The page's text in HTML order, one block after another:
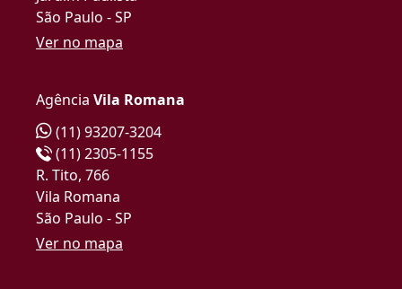
São Paulo - SP
Ver no mapa
Agência Vila Romana
(11) 93207-3204
(11) 2305-1155
R. Tito, 766
Vila Romana
São Paulo - SP
Ver no mapa